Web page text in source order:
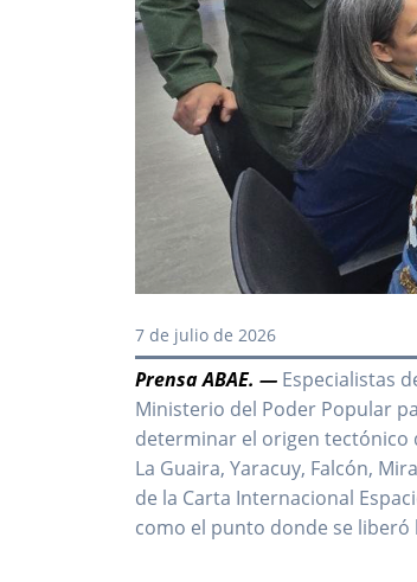
7 de julio de 2026
Prensa ABAE. — Especialistas
Ministerio del Poder Popular
determinar el origen tectónico
La Guaira, Yaracuy, Falcón,
de la Carta Internacional
como el punto donde se liberó